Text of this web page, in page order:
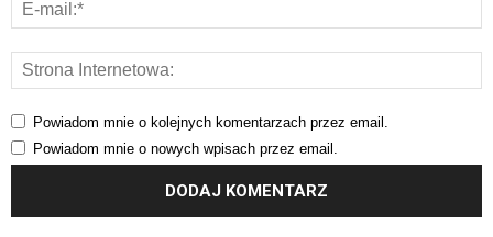
Powiadom mnie o kolejnych komentarzach przez email.
Powiadom mnie o nowych wpisach przez email.